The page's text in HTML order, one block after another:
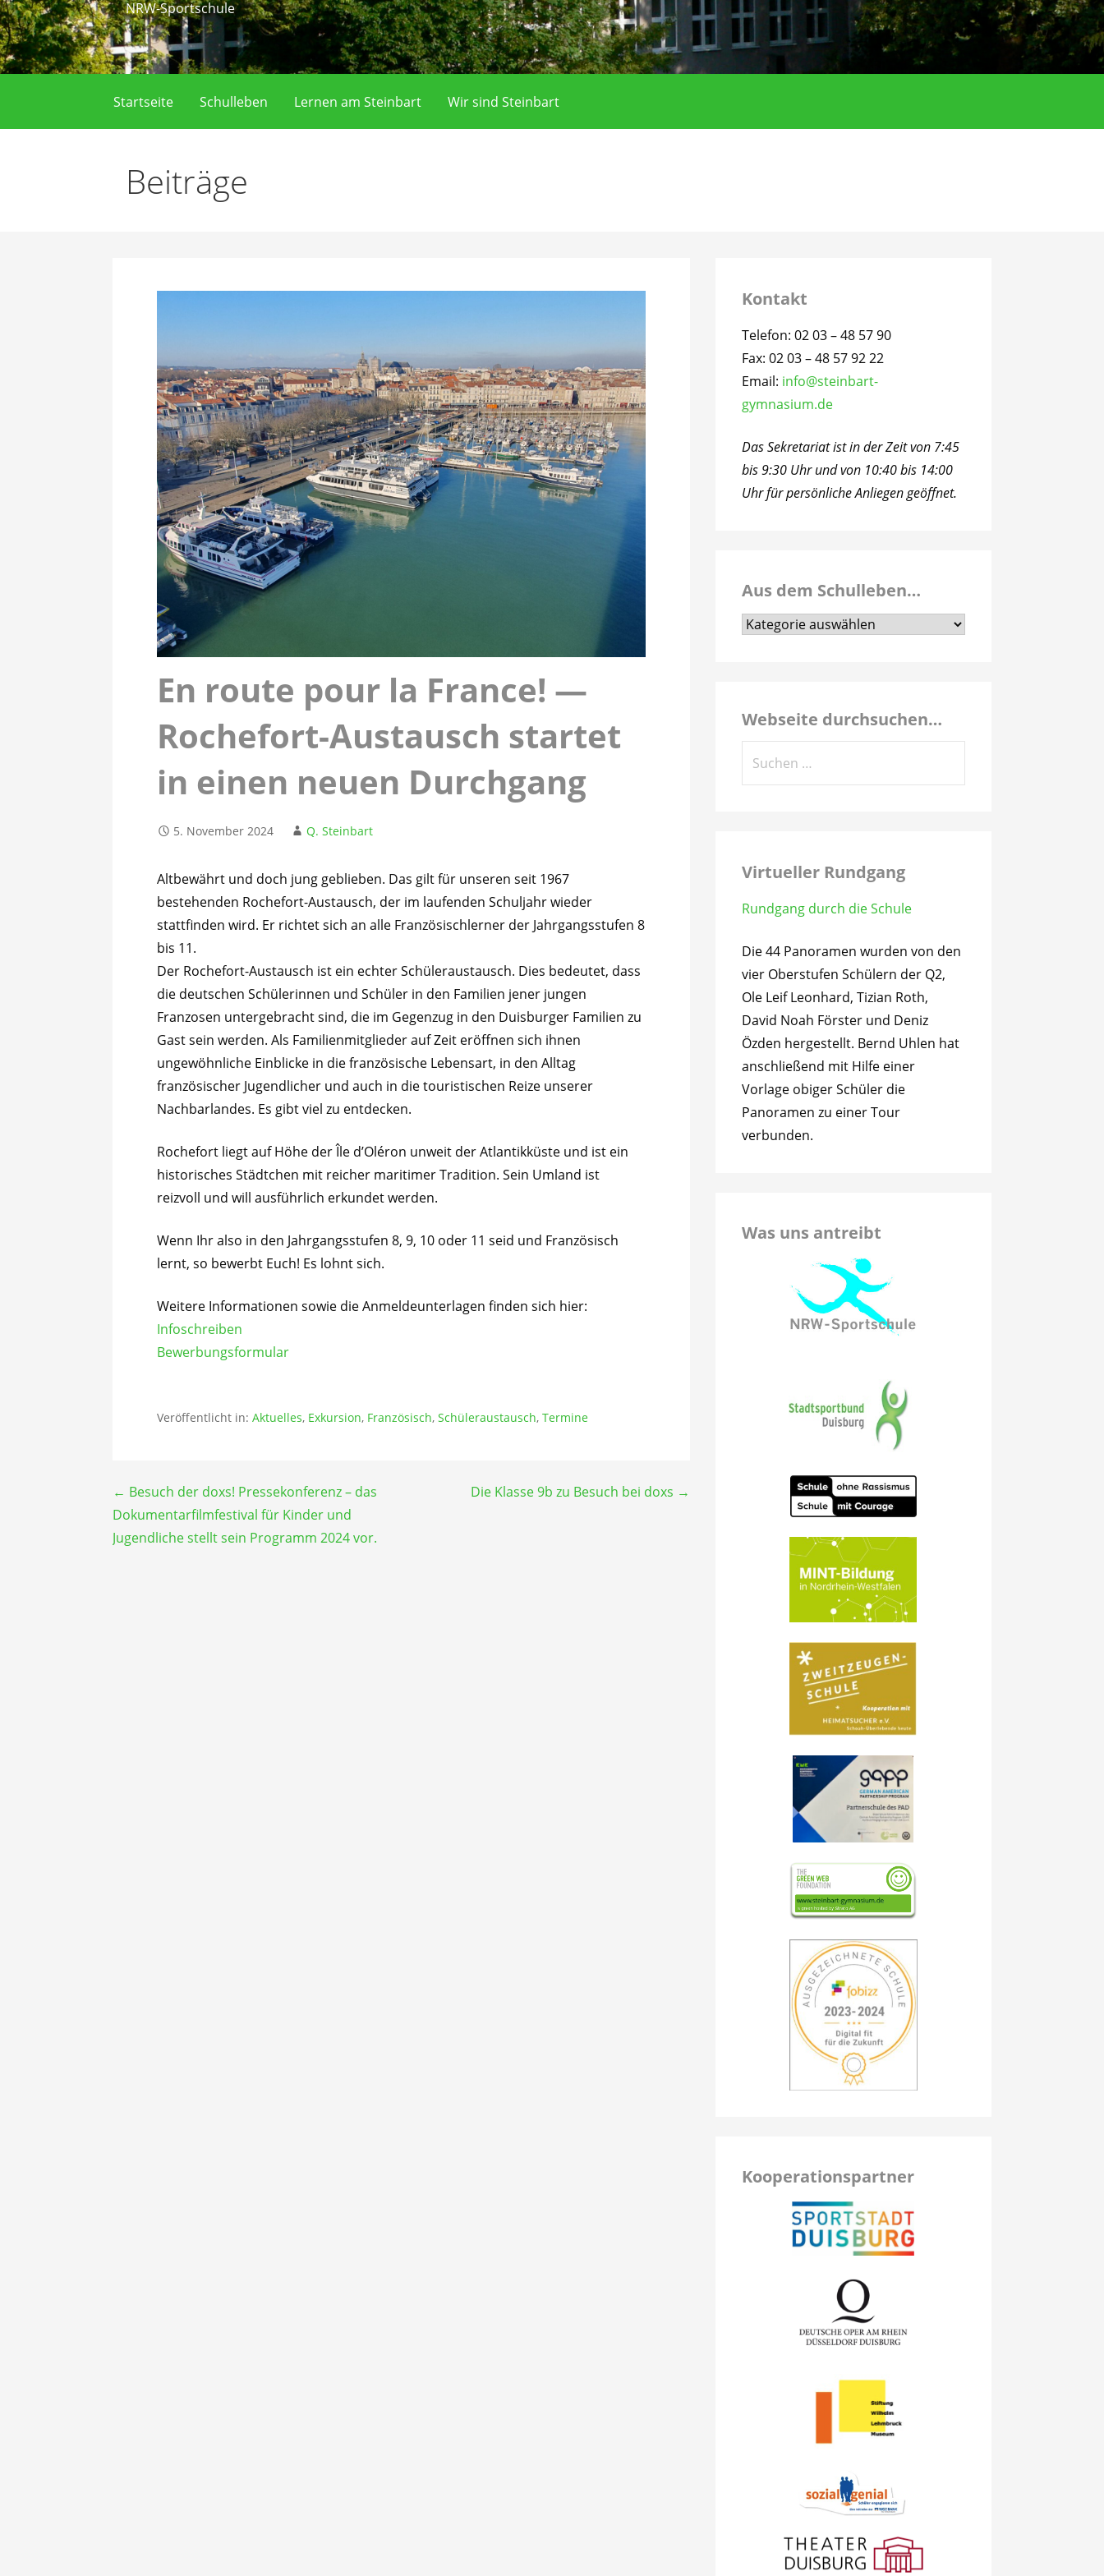
NRW-Sportschule
Startseite Schulleben Lernen am Steinbart Wir sind Steinbart
Beiträge
En route pour la France! —
Rochefort-Austausch startet
in einen neuen Durchgang
5. November 2024 Q. Steinbart
Altbewährt und doch jung geblieben. Das gilt für unseren seit 1967
bestehenden Rochefort-Austausch, der im laufenden Schuljahr wieder
stattfinden wird. Er richtet sich an alle Französischlerner der Jahrgangsstufen 8
bis 11.
Der Rochefort-Austausch ist ein echter Schüleraustausch. Dies bedeutet, dass
die deutschen Schülerinnen und Schüler in den Familien jener jungen
Franzosen untergebracht sind, die im Gegenzug in den Duisburger Familien zu
Gast sein werden. Als Familienmitglieder auf Zeit eröffnen sich ihnen
ungewöhnliche Einblicke in die französische Lebensart, in den Alltag
französischer Jugendlicher und auch in die touristischen Reize unserer
Nachbarlandes. Es gibt viel zu entdecken.
Rochefort liegt auf Höhe der Île d’Oléron unweit der Atlantikküste und ist ein
historisches Städtchen mit reicher maritimer Tradition. Sein Umland ist
reizvoll und will ausführlich erkundet werden.
Wenn Ihr also in den Jahrgangsstufen 8, 9, 10 oder 11 seid und Französisch
lernt, so bewerbt Euch! Es lohnt sich.
Weitere Informationen sowie die Anmeldeunterlagen finden sich hier:
Infoschreiben
Bewerbungsformular
Veröffentlicht in:Aktuelles, Exkursion, Französisch,Schüleraustausch,Termine
Beitragsnavigation
← Besuch der doxs! Pressekonferenz – das
Dokumentarfilmfestival für Kinder und
Jugendliche stellt sein Programm 2024 vor.
Die Klasse 9b zu Besuch bei doxs →
Kontakt
Telefon: 02 03 – 48 57 90
Fax: 02 03 – 48 57 92 22
Email: info@steinbart-
gymnasium.de
Das Sekretariat ist in der Zeit von 7:45
bis 9:30 Uhr und von 10:40 bis 14:00
Uhr für persönliche Anliegen geöffnet.
Aus dem Schulleben…
Aus
Webseite durchsuchen…
Virtueller Rundgang
Rundgang durch die Schule
Die 44 Panoramen wurden von den
vier Oberstufen Schülern der Q2,
Ole Leif Leonhard, Tizian Roth,
David Noah Förster und Deniz
Özden hergestellt. Bernd Uhlen hat
anschließend mit Hilfe einer
Vorlage obiger Schüler die
Panoramen zu einer Tour
verbunden.
Was uns antreibt
Kooperationspartner